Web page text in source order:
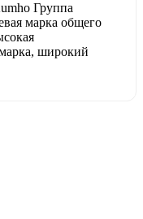
Группа
марка общего
широкий